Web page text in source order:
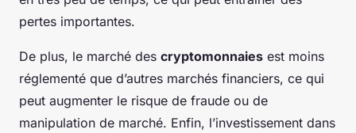
pertes importantes.
De plus, le marché des cryptomonnaies est moins
réglementé que d’autres marchés financiers, ce qui
peut augmenter le risque de fraude ou de
manipulation de marché. Enfin, l’investissement dans